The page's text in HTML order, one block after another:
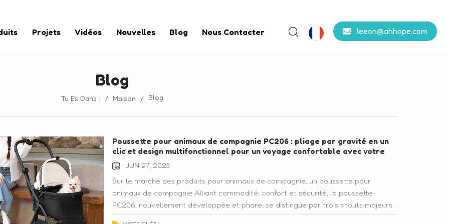
leeon@ahhope.com
Projets Vidéos Nouvelles Blog Nous Contacter
Blog
Tu Es Dans : / Maison / Blog
Poussette pour animaux de compagnie PC206 : pliage par gravité en un
clic et design multifonctionnel pour un voyage confortable avec votre
animal de compagnie
JUN 27, 2025
Sur le marché des produits pour animaux de compagnie, un poussette pour
animaux de compagnie Alliant commodité, confort et sécurité, la poussette
PC206, nouvellement développée et phare, se distingue par trois atouts majeurs :
pliage par gravité en un seul geste, panier de couchage amovible et lavable, et